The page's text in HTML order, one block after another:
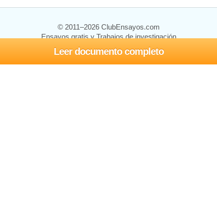
Leer documento completo
© 2011–2026 ClubEnsayos.com
Ensayos gratis y Trabajos de investigación